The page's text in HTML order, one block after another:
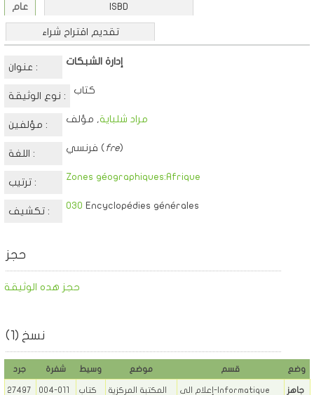
عام ISBD
تقديم اقتراح شراء
عنوان :
إدارة الشبكات
نوع الوثيقة :
كتاب
مؤلفين :
مراد شلباية, مؤلف
اللغة :
فرنسي ( fre)
ترتيب :
Zones géographiques:Afrique
تكشيف :
030 Encyclopédies générales
حجز
حجز هده الوثيقة
نسخ (1)
جرد شفرة وسيط موضع قسم وضع
27497 004-011 كتاب المكتبة المركزية إعلام الي-Informatique جاهز